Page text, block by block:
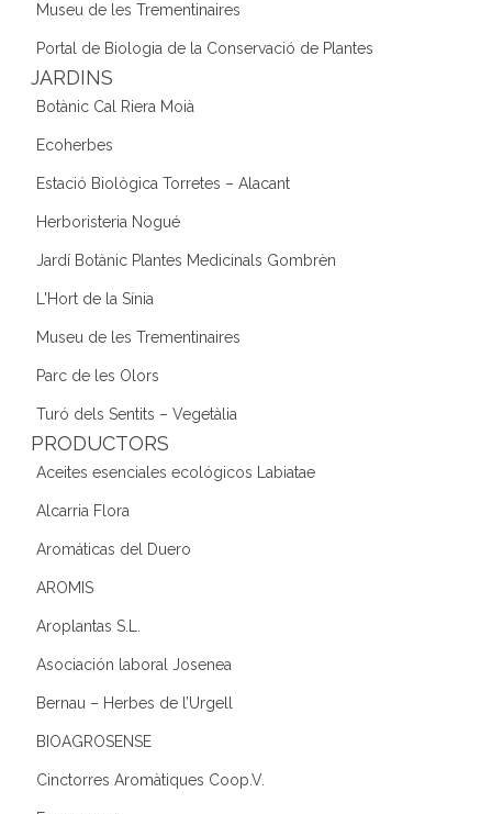
Museu de les Trementinaires
Portal de Biologia de la Conservació de Plantes
JARDINS
Botànic Cal Riera Moià
Ecoherbes
Estació Biològica Torretes – Alacant
Herboristeria Nogué
Jardí Botànic Plantes Medicinals Gombrèn
L'Hort de la Sínia
Museu de les Trementinaires
Parc de les Olors
Turó dels Sentits – Vegetàlia
PRODUCTORS
Aceites esenciales ecológicos Labiatae
Alcarria Flora
Aromáticas del Duero
AROMIS
Aroplantas S.L.
Asociación laboral Josenea
Bernau – Herbes de l’Urgell
BIOAGROSENSE
Cinctorres Aromàtiques Coop.V.